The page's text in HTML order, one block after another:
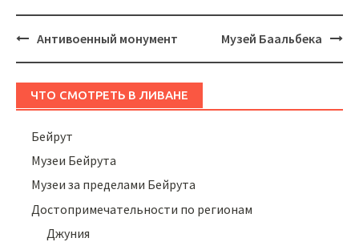
Навигация
Антивоенный монумент Музей Баальбека
ЧТО СМОТРЕТЬ В ЛИВАНЕ
Бейрут
Музеи Бейрута
Музеи за пределами Бейрута
Достопримечательности по регионам
Джуния